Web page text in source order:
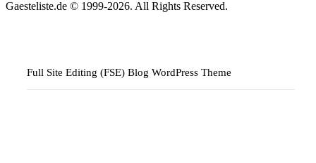
Gaesteliste.de © 1999-2026. All Rights Reserved.
Full Site Editing (FSE) Blog WordPress Theme